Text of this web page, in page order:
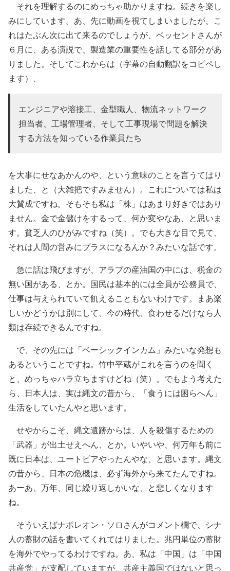
それを理解するのにめっちゃ助かりますね。続きを楽し
みにしています。あ、先に動画を視てしまいましたが、こ
れはたぶん次に出て来るのでしょうが、ベッセントさんが
６月に、ある演説で、製造業の重要性を話してる部分があ
りました。そしてこれからは（字幕の自動翻訳をコピペし
ます）、
エンジニアや溶接工、金型職人、物流ネットワーク
担当者、工場管理者、そして工事現場で問題を解決
する方法を知っている作業員たち
を大事にせなあかんのや、という意味のことを言うてはり
ました、と（大雑把ですみません）。これについては私は
大賛成ですね。そもそも私は「株」はあまり好きではあり
ません。金で金儲けをするって、何か変やなあ、と思いま
す。貧乏人のひがみですね（笑）。でも大きな目で見て、
それは人間の営みにプラスになるんか？みたいな話です。
急に話は飛びますが、アラブの産油国の中には、税金の
無い国がある、とか。国民は基本的には全員が公務員で、
仕事は与えられていて飢えることもないわけです。まあ楽
しいかどうかは別にして、今の時代、食わせるだけなら人
類は存続できるんですね。
で、その先には「ベーシックインカム」みたいな発想も
あるということですね。竹中平蔵がこれを言うのを聞く
と、めっちゃハラ立ちますけどね（笑）。でもよう考えた
ら、日本人は、実は縄文の昔から、「食うには困らへん」
生活をしていたんやと思います。
せやからこそ、縄文遺跡からは、人を殺傷するための
「武器」が出土せえへん、とか。いやいや、何万年も前に
既に日本は、ユートピアやったんやな、と思います。縄文
の昔から、日本の危機は、必ず海外から来てたんですね。
あーあ、万年、同じ繰り返しかいな、と悲しくなります
ね。
そういえばナポレオン・ソロさんがコメント欄で、シナ
人の蓄財の話を書いてくれてはりました。兆円単位の蓄財
を海外でやってるわけですね。あ、私は「中国」は「中国
共産党」が支配していますが、共産主義国ではないと思っ